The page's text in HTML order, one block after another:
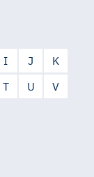
I J
K
T U
V